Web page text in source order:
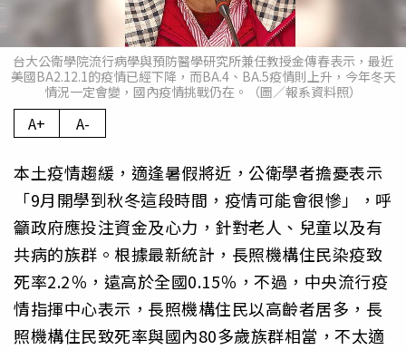
台大公衛學院流行病學與預防醫學研究所兼任教授金傳春表示，最近
美國BA2.12.1的疫情已經下降，而BA.4、BA.5疫情則上升，今年冬天
情況一定會變，國內疫情挑戰仍在。（圖／報系資料照）
A+ A-
本土疫情趨緩，適逢暑假將近，公衛學者擔憂表示
「9月開學到秋冬這段時間，疫情可能會很慘」，呼
籲政府應投注資金及心力，針對老人、兒童以及有
共病的族群。根據最新統計，長照機構住民染疫致
死率2.2％，遠高於全國0.15％，不過，中央流行疫
情指揮中心表示，長照機構住民以高齡者居多，長
照機構住民致死率與國內80多歲族群相當，不太適